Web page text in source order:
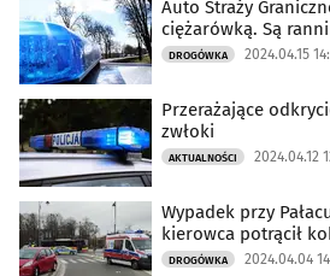
Auto Straży
ciężarówką. Są ranni
DROGÓWKA 2024.04.15
Przerażające
zwłoki
AKTUALNOŚCI 2024.04.12
Wypadek przy
kierowca potrącił
DROGÓWKA 2024.04.04